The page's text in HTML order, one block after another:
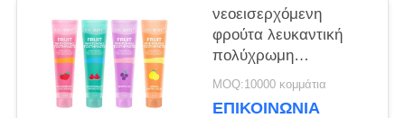
ΙΣΤΌΤΟΠΟΥ
ΠΟΛΙΤΙΚΉ
νεοεισερχόμενη
φρούτα λευκαντική
πολύχρωμη
οδοντόκρεμα 100 ml
MOQ:10000 κομμάτια
ΕΠΙΚΟΙΝΩΝΊΑ